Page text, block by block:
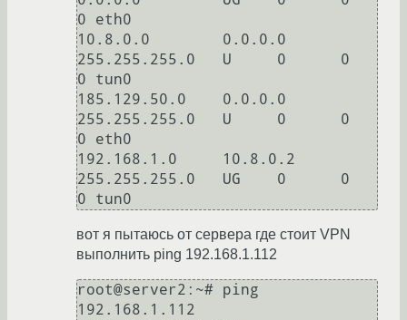
0 eth0
10.8.0.0        0.0.0.0
255.255.255.0   U     0      0
0 tun0
185.129.50.0    0.0.0.0
255.255.255.0   U     0      0
0 eth0
192.168.1.0     10.8.0.2
255.255.255.0   UG    0      0
вот я пытаюсь от сервера где стоит VPN
выполнить ping 192.168.1.112
root@server2:~# ping
192.168.1.112